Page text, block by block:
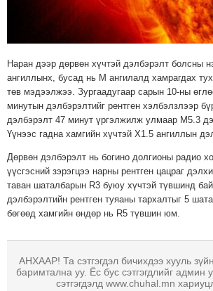
ҮЙЛДВЭРИЙН
ЭРГЭН
ТОЙРОНД
ХАВРЫН
ЧУУЛГАНЫ
ЭРГЭН
ТОЙРОНД
"ОУВС"-
ИЙН
"ЖИ
Наран дээр дөрвөн хүчтэй дэлбэрэлт болсны
ангиллынх, бусад нь М ангилалд хамрагдах
төв мэдээлжээ. Зургаадугаар сарын 10-ны
минутын дэлбэрэлтийг рентген хэлбэлзлээр
дэлбэрэлт 47 минут үргэлжилж улмаар M5.3
Үүнээс гадна хамгийн хүчтэй X1.5 ангиллын
Дөрвөн дэлбэрэлт нь богино долгионы радио
үүсгэсний зэрэгцээ нарны рентген цацраг
таван шаталбарын R3 буюу хүчтэй түвшинд
дэлбэрэлтийн рентген туяаны тархалтыг 5
бөгөөд хамгийн өндөр нь R5 түвшин юм.
АНХААР! Та сэтгэгдэл бичихдээ хууль
баримтална уу. Ёс бус сэтгэгдлийг админ
сэтгэгдэлд www.chuhal.mn